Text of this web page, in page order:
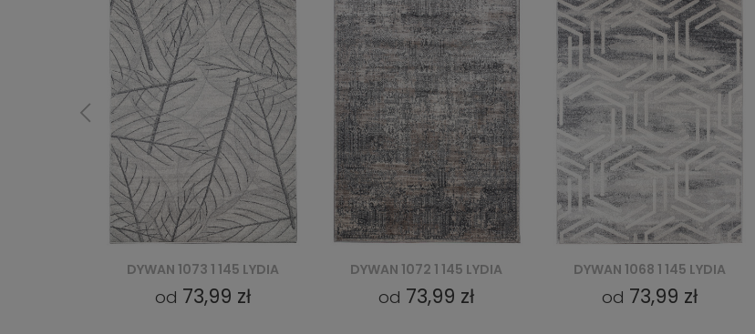
DYWAN 1072 1 145 LYDIA
od 73,99 zł
DYWAN 1068 1 145 LYDIA
od 73,99 zł
DYWAN 1067 1 145 LYDIA
od 73,99 zł